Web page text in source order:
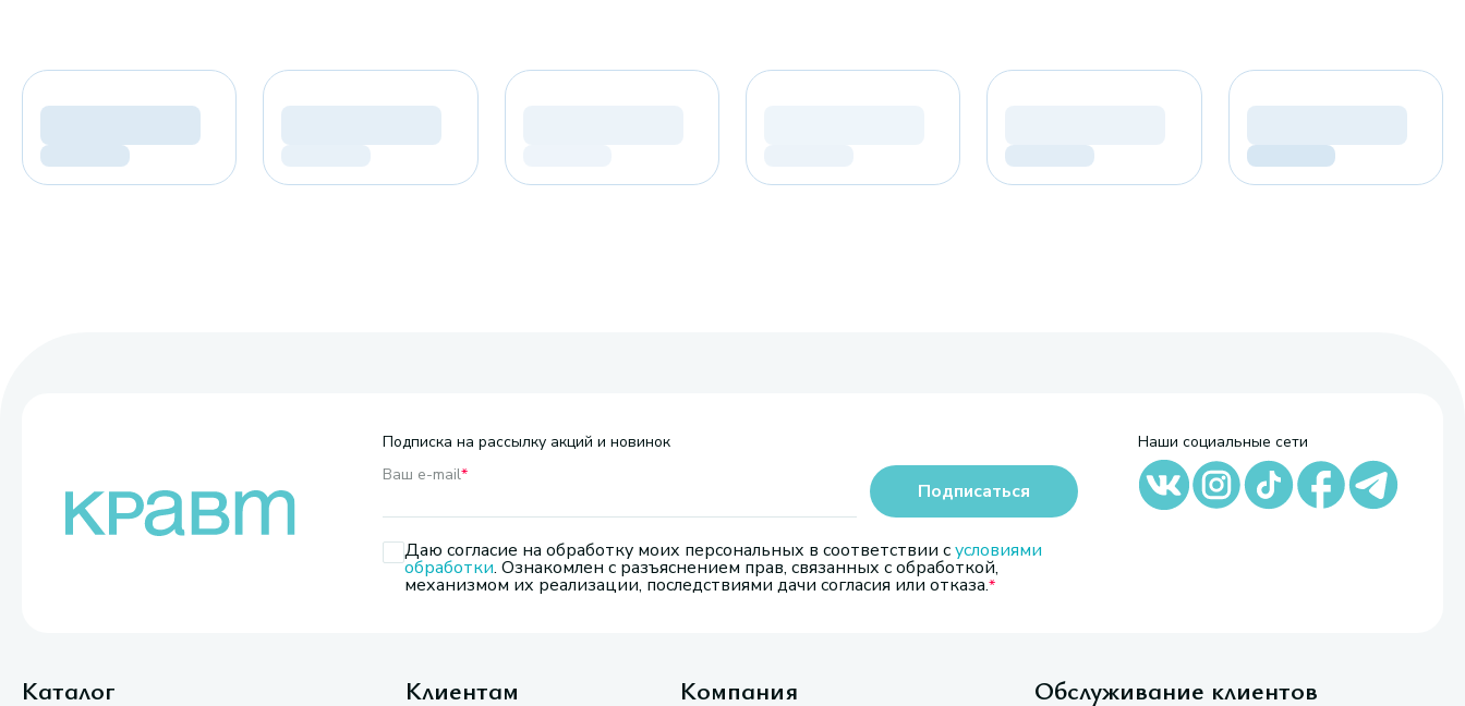
Подписка на рассылку акций и новинок
Ваш e-mail*
Даю согласие на обработку моих персональных в соответствии сусловиями
обработки. Ознакомлен с разъяснением прав, связанных с обработкой,
механизмом их реализации, последствиями дачи согласия или отказа.
Подписаться
Наши социальные сети
Каталог Клиентам Компания Обслуживание клиентов